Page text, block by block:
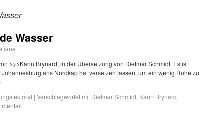
Wasser
>>>Karin Brynard, in der Übersetzung von Dietmar Schmidt. Es ist
ans Nordkap hat versetzen lassen, um ein wenig Ruhe zu
| Verschlagwortet mit Dietmar Schmidt, Karin Brynard,